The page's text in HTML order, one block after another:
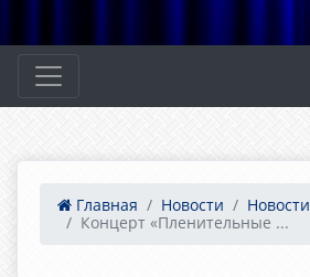
Главная Новости
Новости
Концерт «Пленительные ...